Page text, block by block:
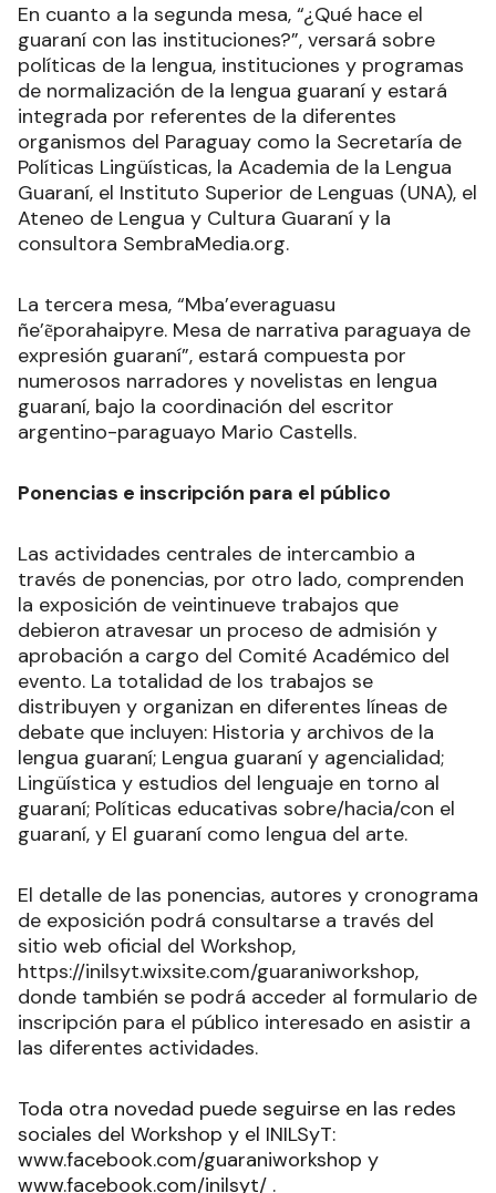
En cuanto a la segunda mesa, “¿Qué hace el
guaraní con las instituciones?”, versará sobre
políticas de la lengua, instituciones y programas
de normalización de la lengua guaraní y estará
integrada por referentes de la diferentes
organismos del Paraguay como la Secretaría de
Políticas Lingüísticas, la Academia de la Lengua
Guaraní, el Instituto Superior de Lenguas (UNA), el
Ateneo de Lengua y Cultura Guaraní y la
consultora SembraMedia.org.
La tercera mesa, “Mba’everaguasu
ñe’ẽporahaipyre. Mesa de narrativa paraguaya de
expresión guaraní”, estará compuesta por
numerosos narradores y novelistas en lengua
guaraní, bajo la coordinación del escritor
argentino-paraguayo Mario Castells.
Ponencias e inscripción para el público
Las actividades centrales de intercambio a
través de ponencias, por otro lado, comprenden
la exposición de veintinueve trabajos que
debieron atravesar un proceso de admisión y
aprobación a cargo del Comité Académico del
evento. La totalidad de los trabajos se
distribuyen y organizan en diferentes líneas de
debate que incluyen: Historia y archivos de la
lengua guaraní; Lengua guaraní y agencialidad;
Lingüística y estudios del lenguaje en torno al
guaraní; Políticas educativas sobre/hacia/con el
guaraní, y El guaraní como lengua del arte.
El detalle de las ponencias, autores y cronograma
de exposición podrá consultarse a través del
sitio web oficial del Workshop,
https://inilsyt.wixsite.com/guaraniworkshop,
donde también se podrá acceder al formulario de
inscripción para el público interesado en asistir a
las diferentes actividades.
Toda otra novedad puede seguirse en las redes
sociales del Workshop y el INILSyT:
www.facebook.com/guaraniworkshop y
www.facebook.com/inilsyt/ .